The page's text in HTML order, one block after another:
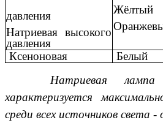
давления
Натриевая высокого
давления
Жёлтый
Ксеноновая
Белый
Натриевая лампа
характеризуется
среди всех источников света